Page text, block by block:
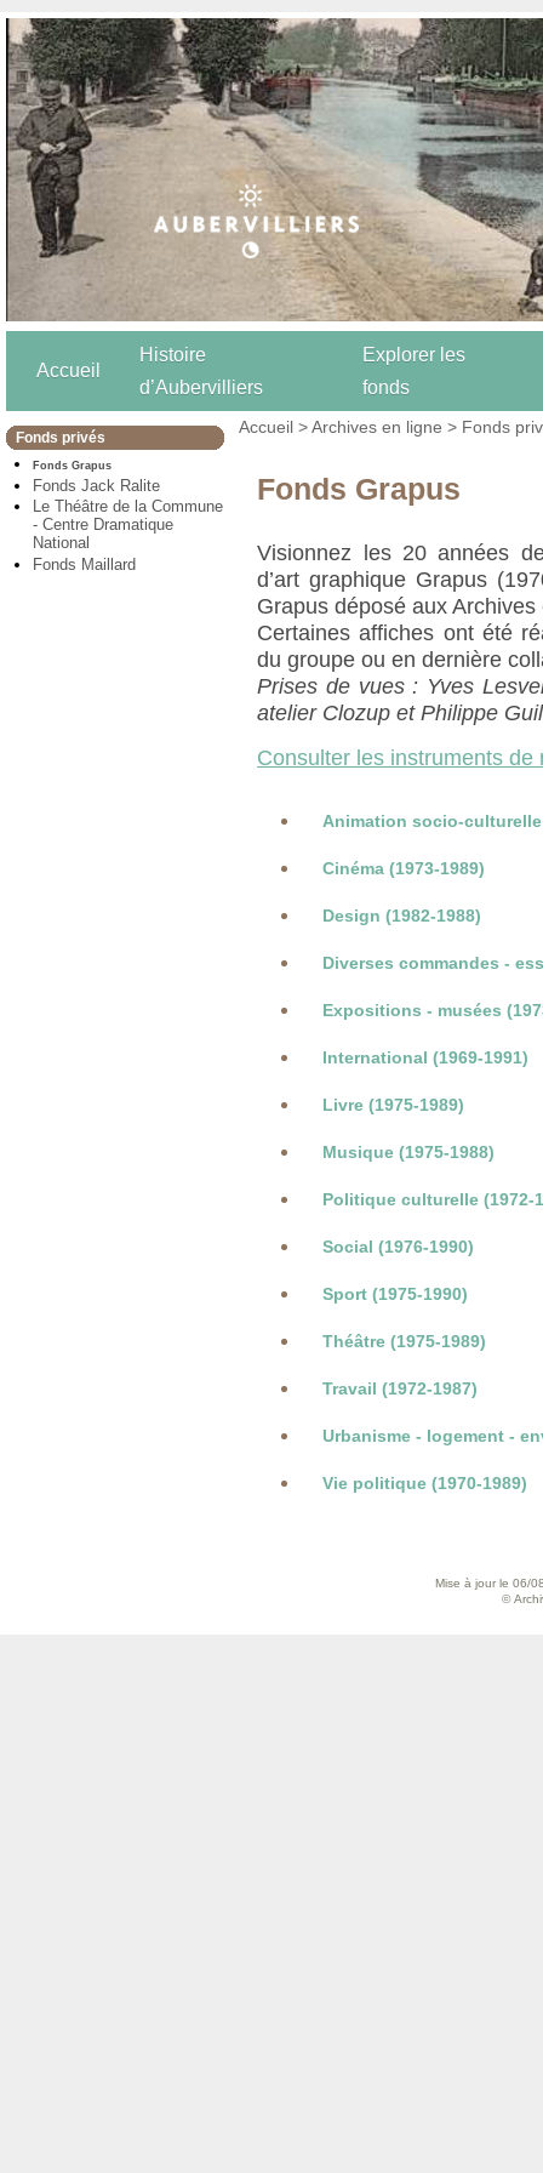
Accueil
Histoire
d’Aubervilliers
Explorer les
fonds
Fonds privés
Fonds Grapus
Fonds Jack Ralite
Le Théâtre de la Commune
- Centre Dramatique
National
Fonds Maillard
Accueil >Archives en ligne > Fonds
Fonds Grapus
Visionnez les 20 années
d’art graphique Grapus
Grapus déposé aux
Certaines affiches ont été
du groupe ou en dernière
Prises de vues : Yves
atelier Clozup et Philippe
Consulter les instruments de
Animation socio-culturelle
Cinéma (1973-1989)
Design (1982-1988)
Diverses commandes -
Expositions - musées
International (1969-1991)
Livre (1975-1989)
Musique (1975-1988)
Politique culturelle (1972-
Social (1976-1990)
Sport (1975-1990)
Théâtre (1975-1989)
Travail (1972-1987)
Urbanisme - logement -
Vie politique (1970-1989)
Mise à jour le 06/
©